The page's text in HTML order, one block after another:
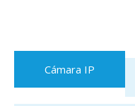
Cámara IP